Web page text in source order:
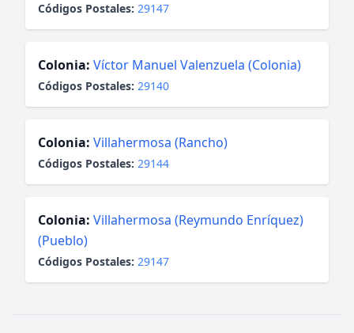
Códigos Postales: 29147
Colonia: Víctor Manuel Valenzuela (Colonia)
Códigos Postales: 29140
Colonia: Villahermosa (Rancho)
Códigos Postales: 29144
Colonia: Villahermosa (Reymundo Enríquez)
(Pueblo)
Códigos Postales: 29147